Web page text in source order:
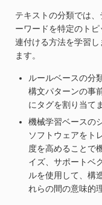
テキストの分類では
ーワードを特定のト
連付ける方法を学習
ます。
ルールベースの分
構文パターンの事
にタグを割り当て
機械学習ベースの
ソフトウェアをト
度を高めることで
イズ、サポートベ
ルを使用して、構
れらの間の意味的